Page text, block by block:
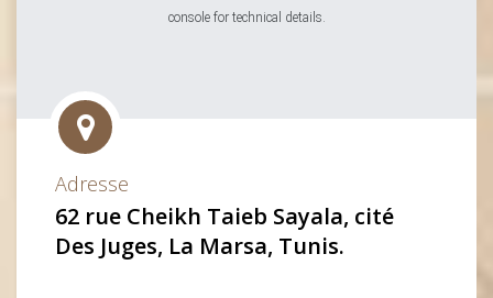
console for technical details.
Adresse
62 rue Cheikh Taieb Sayala, cité
Des Juges, La Marsa, Tunis.